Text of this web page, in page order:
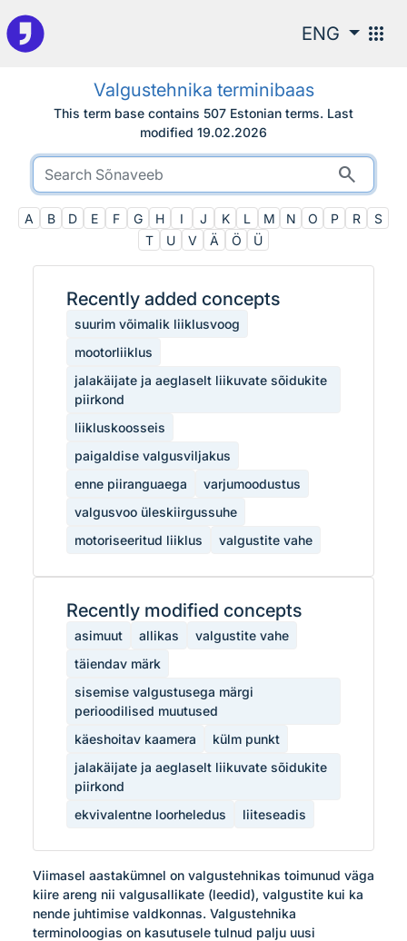
To the search
ENG apps
Valgustehnika terminibaas
This term base contains 507 Estonian terms. Last
modified 19.02.2026
search
A B D E F G H I J K L M N O P R
S
T
U V Ä Ö Ü
Recently added concepts
suurim võimalik liiklusvoog
mootorliiklus
jalakäijate ja aeglaselt liikuvate sõidukite
piirkond
liikluskoosseis
paigaldise valgusviljakus
enne piiranguaega
varjumoodustus
valgusvoo üleskiirgussuhe
motoriseeritud liiklus
valgustite vahe
Recently modified concepts
asimuut allikas
valgustite vahe
täiendav märk
sisemise valgustusega märgi
perioodilised muutused
käeshoitav kaamera
külm punkt
jalakäijate ja aeglaselt liikuvate sõidukite
piirkond
ekvivalentne loorheledus
liiteseadis
Viimasel aastakümnel on valgustehnikas toimunud väga
kiire areng nii valgusallikate (leedid), valgustite kui ka
nende juhtimise valdkonnas. Valgustehnika
terminoloogias on kasutusele tulnud palju uusi